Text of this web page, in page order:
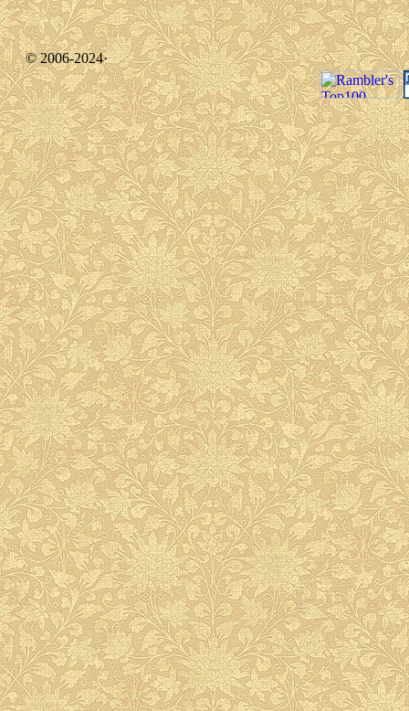
© 2006-2024·